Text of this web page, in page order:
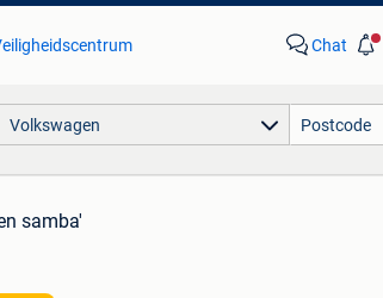
Chat
Volkswagen
samba'